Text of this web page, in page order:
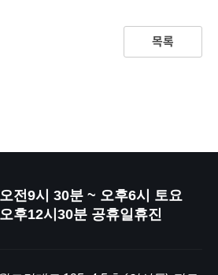
목록
전9시 30분 ~ 오후6시 토요
후12시30분 공휴일휴진